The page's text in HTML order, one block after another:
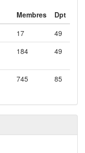
Membres
Dpt
17
49
184 49
745 85